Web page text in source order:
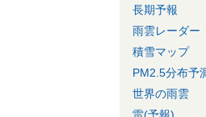
長期予報
雨雲レーダー
積雪マップ
PM2.5分布予
世界の雨雲